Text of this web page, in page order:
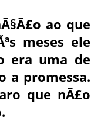
ao que
meses ele
era uma de
a promessa.
que nÃ£o